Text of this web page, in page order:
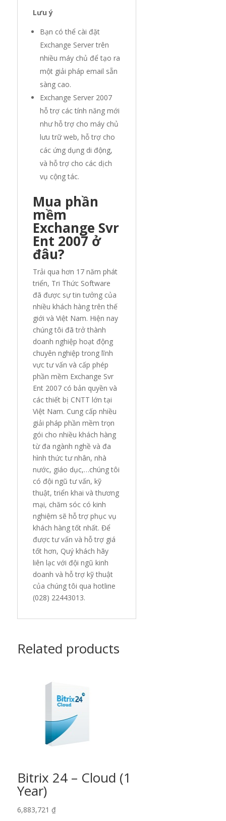
Lưu ý
Bạn có thể cài đặt
Exchange Server trên
nhiều máy chủ để tạo ra
một giải pháp email sẵn
sàng cao.
Exchange Server 2007
hỗ trợ các tính năng mới
như hỗ trợ cho máy chủ
lưu trữ web, hỗ trợ cho
các ứng dụng di động,
và hỗ trợ cho các dịch
vụ cộng tác.
Mua phần
mềm
Exchange Svr
Ent 2007 ở
đâu?
Trải qua hơn 17 năm phát
triển, Tri Thức Software
đã được sự tin tưởng của
nhiều khách hàng trên thế
giới và Việt Nam. Hiện nay
chúng tôi đã trở thành
doanh nghiệp hoạt động
chuyên nghiệp trong lĩnh
vực tư vấn và cấp phép
phần mềm Exchange Svr
Ent 2007 có bản quyền và
các thiết bị CNTT lớn tại
Việt Nam. Cung cấp nhiều
giải pháp phần mềm trọn
gói cho nhiều khách hàng
từ đa ngành nghề và đa
hình thức tư nhân, nhà
nước, giáo dục,…chúng tôi
có đội ngũ tư vấn, kỹ
thuật, triển khai và thương
mại, chăm sóc có kinh
nghiệm sẽ hỗ trợ phục vụ
khách hàng tốt nhất. Để
được tư vấn và hỗ trợ giá
tốt hơn, Quý khách hãy
liên lạc với đội ngũ kinh
doanh và hỗ trợ kỹ thuật
của chúng tôi qua hotline
(028) 22443013.
Related products
Bitrix 24 – Cloud (1
Year)
6,883,721 ₫